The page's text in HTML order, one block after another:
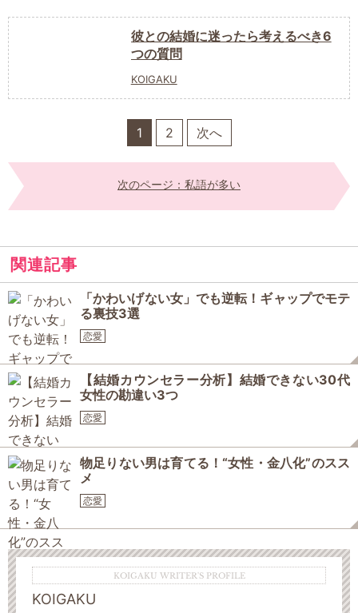
彼との結婚に迷ったら考えるべき6
つの質問
KOIGAKU
1 2 次へ
次のページ：私語が多い
関連記事
「かわいげない女」でも逆転！ギャップでモテ
る裏技3選
恋愛
【結婚カウンセラー分析】結婚できない30代
女性の勘違い3つ
恋愛
物足りない男は育てる！“女性・金八化”のスス
メ
恋愛
KOIGAKU WRITER'S PROFILE
KOIGAKU